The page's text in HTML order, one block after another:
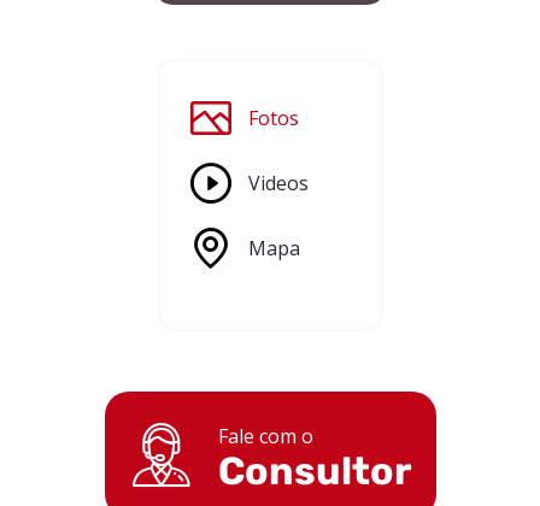
Fotos
Videos
Mapa
Fale com o
Consultor